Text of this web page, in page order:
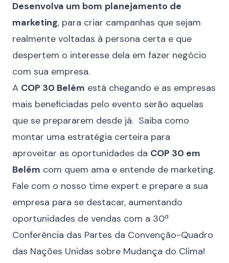
Desenvolva um bom planejamento de
marketing, para criar campanhas que sejam
realmente voltadas à persona certa e que
despertem o interesse dela em fazer negócio
com sua empresa.
A COP 30 Belém está chegando e as empresas
mais beneficiadas pelo evento serão aquelas
que se prepararem desde já. Saiba como
montar uma estratégia certeira para
aproveitar as oportunidades da COP 30 em
Belém com quem ama e entende de marketing.
Fale com o nosso time expert e prepare a sua
empresa para se destacar, aumentando
oportunidades de vendas com a 30ª
Conferência das Partes da Convenção-Quadro
das Nações Unidas sobre Mudança do Clima!